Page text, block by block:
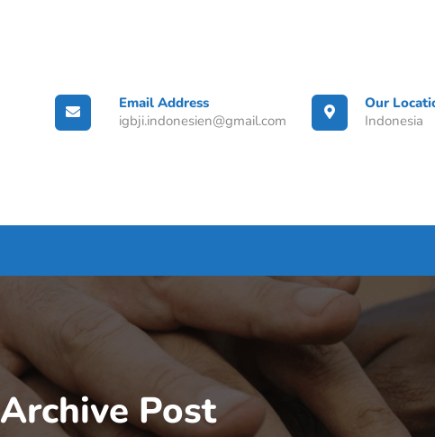
Email Address
igbji.indonesien@gmail.com
Our
Indonesia
Archive Post